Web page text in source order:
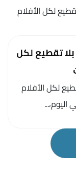
بلا تقطيع لكل
تقطيع لكل الأفلام